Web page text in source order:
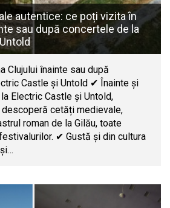
autentice: ce poți vizita în
sau după concertele de la
Clujului înainte sau după
Castle și Untold ✔ Înainte și
Electric Castle și Untold,
cetăți medievale,
roman de la Gilău, toate
✔ Gustă și din cultura